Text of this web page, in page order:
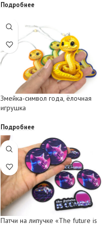
Подробнее
Змейка-символ года, ёлочная
игрушка
Подробнее
Патчи на липучке «The future is